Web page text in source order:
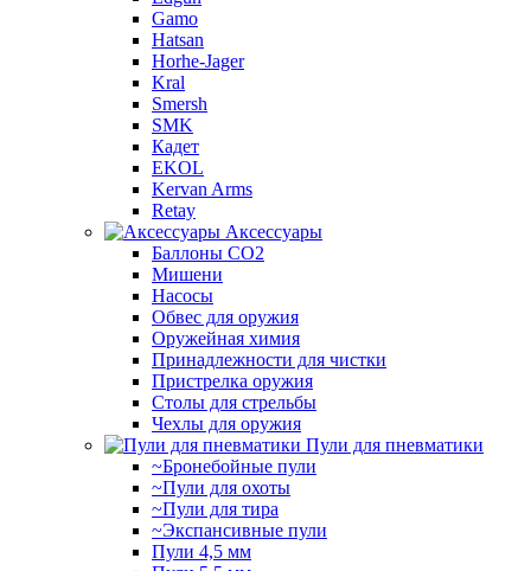
Gamo
Hatsan
Horhe-Jager
Kral
Smersh
SMK
Кадет
EKOL
Kervan Arms
Retay
Аксессуары
Баллоны СО2
Мишени
Насосы
Обвес для оружия
Оружейная химия
Принадлежности для чистки
Пристрелка оружия
Столы для стрельбы
Чехлы для оружия
Пули для пневматики
~Бронебойные пули
~Пули для охоты
~Пули для тира
~Экспансивные пули
Пули 4,5 мм